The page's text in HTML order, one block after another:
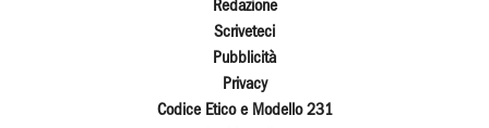
Redazione
Scriveteci
Pubblicità
Privacy
Codice Etico e Modello 231